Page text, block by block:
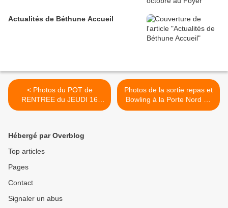
Actualités de Béthune Accueil
< Photos du POT de
RENTREE du JEUDI 16
OCTOBRE 2025 au Foyer
Photos de la sortie repas et
Bowling à la Porte Nord de
Bruay Labuissière - Jeudi
Hébergé par Overblog
Top articles
Pages
Contact
Signaler un abus